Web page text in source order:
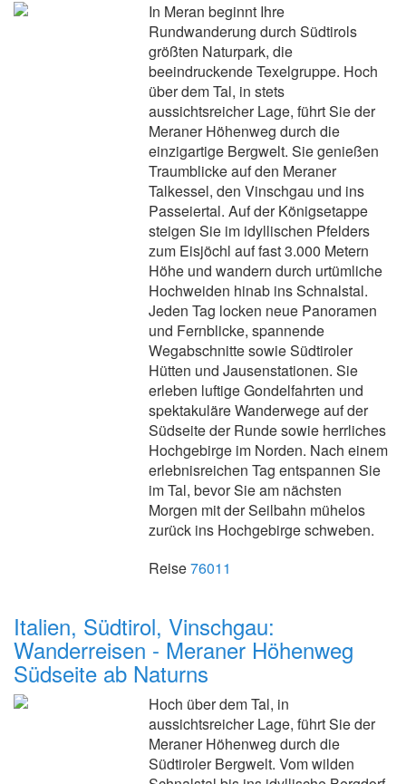
In Meran beginnt Ihre
Rundwanderung durch Südtirols
größten Naturpark, die
beeindruckende Texelgruppe. Hoch
über dem Tal, in stets
aussichtsreicher Lage, führt Sie der
Meraner Höhenweg durch die
einzigartige Bergwelt. Sie genießen
Traumblicke auf den Meraner
Talkessel, den Vinschgau und ins
Passeiertal. Auf der Königsetappe
steigen Sie im idyllischen Pfelders
zum Eisjöchl auf fast 3.000 Metern
Höhe und wandern durch urtümliche
Hochweiden hinab ins Schnalstal.
Jeden Tag locken neue Panoramen
und Fernblicke, spannende
Wegabschnitte sowie Südtiroler
Hütten und Jausenstationen. Sie
erleben luftige Gondelfahrten und
spektakuläre Wanderwege auf der
Südseite der Runde sowie herrliches
Hochgebirge im Norden. Nach einem
erlebnisreichen Tag entspannen Sie
im Tal, bevor Sie am nächsten
Morgen mit der Seilbahn mühelos
zurück ins Hochgebirge schweben.
Reise76011
Italien, Südtirol, Vinschgau:
Wanderreisen - Meraner Höhenweg
Südseite ab Naturns
Hoch über dem Tal, in
aussichtsreicher Lage, führt Sie der
Meraner Höhenweg durch die
Südtiroler Bergwelt. Vom wilden